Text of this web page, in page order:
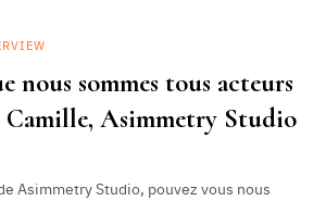
nous sommes tous acteurs
Camille, Asimmetry Studio
Asimmetry Studio, pouvez vous nous